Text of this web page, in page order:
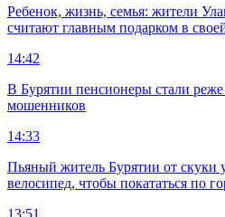
Ребенок, жизнь, семья: жители
считают главным подарком в
14:42
В Бурятии пенсионеры стали реже
мошенников
14:33
Пьяный житель Бурятии от скуки
велосипед, чтобы покататься по
13:51